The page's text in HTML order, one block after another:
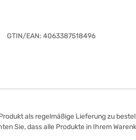
GTIN/EAN: 4063387518496
als regelmäßige Lieferung zu
Sie, dass alle Produkte in Ihrem